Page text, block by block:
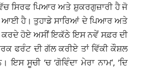
ਸਿਰਫ ਪਿਆਰ ਅਤੇ ਸ਼ੁਕਰਗੁਜ਼ਾਰੀ ਹੈ ਜੋ
ਹੈ। ਤੁਹਾਡੇ ਸਾਰਿਆਂ ਦੇ ਪਿਆਰ ਅਤੇ
ਕਰਦੇ ਹੋਏ ਅਸੀਂ ਇਕੱਠੇ ਇਸ ਨਵੇਂ ਸਫ਼ਰ ਦੀ
ਫਰੰਟ ਦੀ ਗੱਲ ਕਰੀਏ ਤਾਂ ਵਿੱਕੀ ਕੌਸ਼ਲ
ਸੂਚੀ ‘ਚ ‘ਗੋਵਿੰਦਾ ਮੇਰਾ ਨਾਮ’, ‘ਦਿ